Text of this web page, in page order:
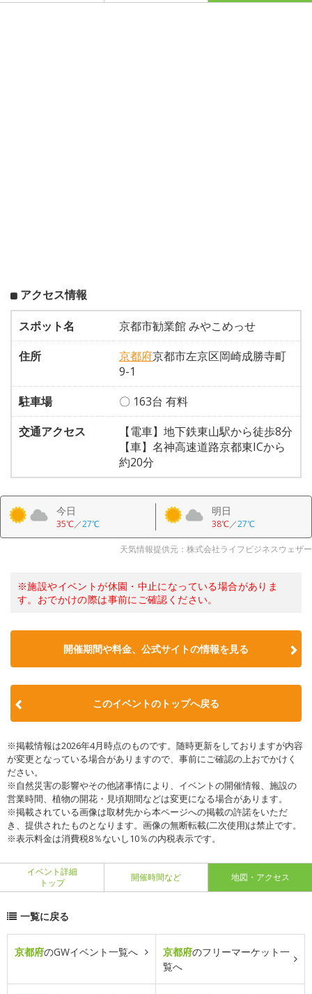
アクセス情報
スポット名
京都市勧業館 みやこめっせ
住所
京都府京都市左京区岡崎成勝寺町
9-1
駐車場
〇 163台 有料
交通アクセス
【電車】地下鉄東山駅から徒歩8分
【車】名神高速道路京都東ICから
約20分
今日
35℃／27℃
明日
38℃／27℃
天気情報提供元：株式会社ライフビジネスウェザー
※施設やイベントが休園・中止になっている場合がありま
す。おでかけの際は事前にご確認ください。
開催期間や料金、公式サイトの情報を見る
このイベントのトップへ戻る
※掲載情報は2026年4月時点のものです。随時更新をしておりますが内容
が変更となっている場合がありますので、事前にご確認の上おでかけく
ださい。
※自然災害の影響やその他諸事情により、イベントの開催情報、施設の
営業時間、植物の開花・見頃期間などは変更になる場合があります。
※掲載されている画像は取材先から本ページへの掲載の許諾をいただ
き、提供されたものとなります。画像の無断転載(二次使用)は禁止です。
※表示料金は消費税8％ないし10％の内税表示です。
イベント詳細
トップ
開催時間など 地図・アクセス
一覧に戻る
京都府のGWイベント一覧へ 京都府のフリーマーケット一
覧へ